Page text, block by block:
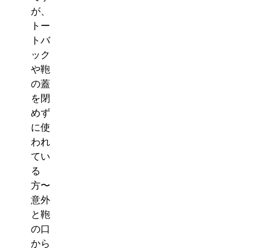
powered
by
が、
トー
トバ
ック
や鞄
の蓋
を閉
めず
に使
われ
てい
る
方〜
意外
と鞄
の口
から